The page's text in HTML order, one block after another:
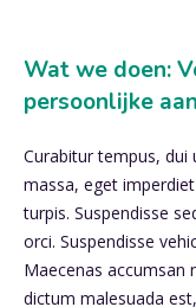
Wat we doen:
persoonlijke
Curabitur tempus, dui
massa, eget
turpis. Suspendisse
orci. Suspendisse
Maecenas accumsan
dictum malesuada